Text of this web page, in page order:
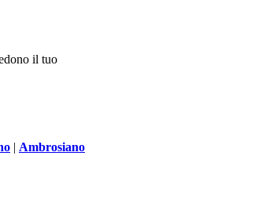
il tuo
| Ambrosiano